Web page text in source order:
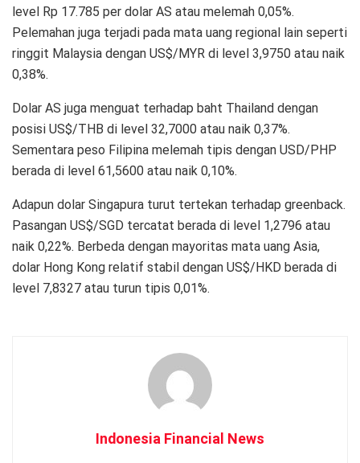
level Rp 17.785 per dolar AS atau melemah 0,05%.
Pelemahan juga terjadi pada mata uang regional lain seperti
ringgit Malaysia dengan US$/MYR di level 3,9750 atau naik
0,38%.
Dolar AS juga menguat terhadap baht Thailand dengan
posisi US$/THB di level 32,7000 atau naik 0,37%.
Sementara peso Filipina melemah tipis dengan USD/PHP
berada di level 61,5600 atau naik 0,10%.
Adapun dolar Singapura turut tertekan terhadap greenback.
Pasangan US$/SGD tercatat berada di level 1,2796 atau
naik 0,22%. Berbeda dengan mayoritas mata uang Asia,
dolar Hong Kong relatif stabil dengan US$/HKD berada di
level 7,8327 atau turun tipis 0,01%.
Indonesia Financial News